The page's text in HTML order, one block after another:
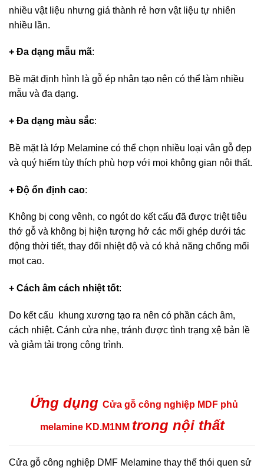
nhiều vật liệu nhưng giá thành rẻ hơn vật liệu tự nhiên
nhiều lần.
+ Đa dạng mẫu mã:
Bề mặt định hình là gỗ ép nhân tạo nên có thể làm nhiều
mẫu và đa dạng.
+ Đa dạng màu sắc:
Bề mặt là lớp Melamine có thể chọn nhiều loại vân gỗ đẹp
và quý hiếm tùy thích phù hợp với mọi không gian nội thất.
+ Độ ổn định cao:
Không bị cong vênh, co ngót do kết cấu đã được triệt tiêu
thớ gỗ và không bị hiện tượng hở các mối ghép dưới tác
động thời tiết, thay đổi nhiệt độ và có khả năng chống mối
mọt cao.
+ Cách âm cách nhiệt tốt:
Do kết cấu khung xương tạo ra nên có phần cách âm,
cách nhiệt. Cánh cửa nhẹ, tránh được tình trạng xệ bản lề
và giảm tải trọng công trình.
Ứng dụng Cửa gỗ công nghiệp MDF phủ
melamine KD.M1NM trong nội thất
Cửa gỗ công nghiệp DMF Melamine thay thế thói quen sử